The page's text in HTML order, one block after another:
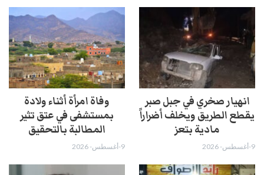
انهيار صخري في جبل صبر
يقطع الطريق ويخلف أضراراً
مادية بتعز
9-أغسطس- 2026
وفاة امرأة أثناء ولادة
بمستشفى في عتق تثير
المطالبة بالتحقيق
9-أغسطس- 2026